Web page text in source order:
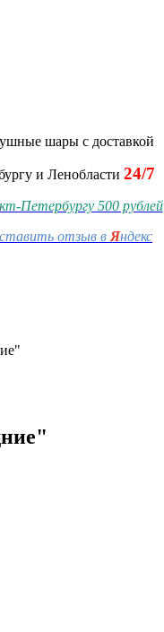
шары с доставкой
и Ленобласти 24/7
Петербургу 500 рублей
отзыв в Яндекс